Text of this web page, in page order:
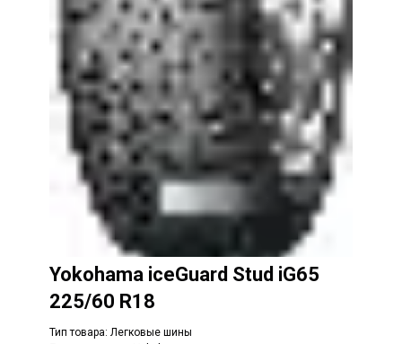
Yokohama iceGuard Stud iG65
225/60 R18
Тип товара: Легковые шины